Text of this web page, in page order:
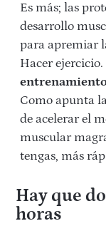
Es más; las
desarrollo
para apremiar
Hacer
Como apunta
de acelerar el
muscular
tengas, más
Hay que
horas